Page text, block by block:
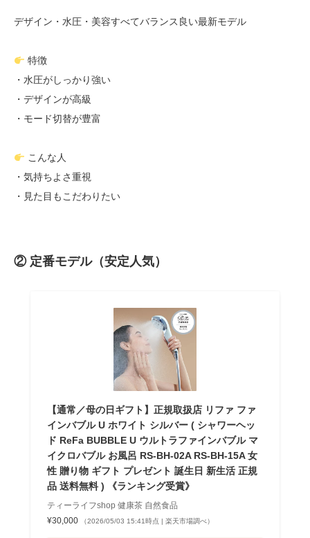
デザイン・水圧・美容すべてバランス良い最新モデル
特徴
・水圧がしっかり強い
・デザインが高級
・モード切替が豊富
こんな人
・気持ちよさ重視
・見た目もこだわりたい
② 定番モデル（安定人気）
【通常／母の日ギフト】正規取扱店 リファ ファ
インバブル U ホワイト シルバー ( シャワーヘッ
ド ReFa BUBBLE U ウルトラファインバブル マ
イクロバブル お風呂 RS-BH-02A RS-BH-15A 女
性 贈り物 ギフト プレゼント 誕生日 新生活 正規
品 送料無料 ) 《ランキング受賞》
ティーライフshop 健康茶 自然食品
¥30,000
（2026/05/03 15:41時点 | 楽天市場調べ）